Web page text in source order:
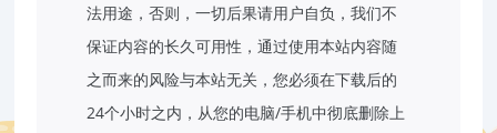
法用途，否则，一切后果请用户自负，我们不
保证内容的长久可用性，通过使用本站内容随
之而来的风险与本站无关，您必须在下载后的
24个小时之内，从您的电脑/手机中彻底删除上